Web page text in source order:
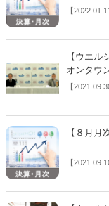
【
２月期第
の対応状
を受け付
単独では増
設率は79
と、「土
こでも処方
た。
【ウエ
オンタウ
【
出店する
有する「
院を擁す
ことがあ
にかかわ
病院との連
【８月
【
した。そ